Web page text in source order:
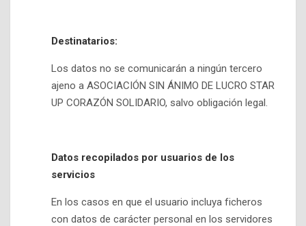
Destinatarios:
Los datos no se comunicarán a ningún tercero
ajeno a ASOCIACIÓN SIN ÁNIMO DE LUCRO STAR
UP CORAZÓN SOLIDARIO, salvo obligación legal.
Datos recopilados por usuarios de los
servicios
En los casos en que el usuario incluya ficheros
con datos de carácter personal en los servidores